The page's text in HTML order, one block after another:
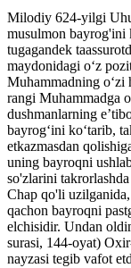
Milodiy 624-yilgi
musulmon bayrog'ini
tugagandek
maydonidagi oʻz
Muhammadning
rangi Muhammadga
dushmanlarning
bayrogʻini koʻtarib,
etkazmasdan
uning bayroqni
so'zlarini
Chap qo'li
qachon bayroqni
elchisidir. Undan
surasi, 144-oyat)
nayzasi tegib vafot